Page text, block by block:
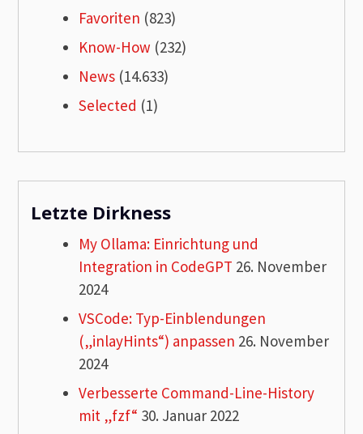
Favoriten (823)
Know-How (232)
News (14.633)
Selected (1)
Letzte Dirkness
My Ollama: Einrichtung und
Integration in CodeGPT 26. November
2024
VSCode: Typ-Einblendungen
(„inlayHints“) anpassen 26. November
2024
Verbesserte Command-Line-History
mit „fzf“ 30. Januar 2022